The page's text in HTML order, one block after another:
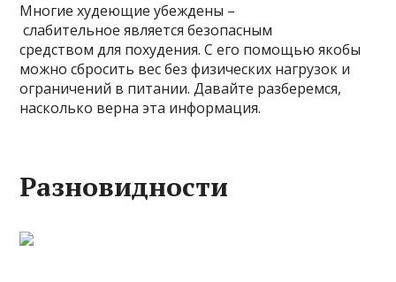
Многие худеющие убеждены –
слабительное является безопасным
средством для похудения. С его помощью якобы
можно сбросить вес без физических нагрузок и
ограничений в питании. Давайте разберемся,
насколько верна эта информация.
Разновидности